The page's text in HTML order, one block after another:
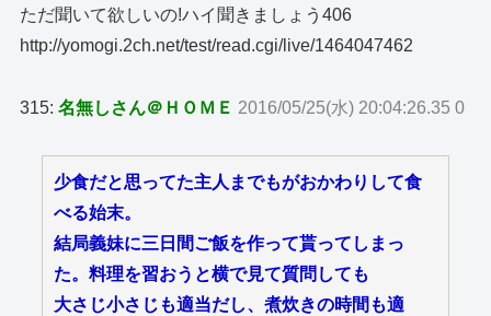
ただ聞いて欲しいの!ハイ聞きましょう406
http://yomogi.2ch.net/test/read.cgi/live/1464047462
315:名無しさん＠ＨＯＭＥ 2016/05/25(水) 20:04:26.35 0
少食だと思ってた主人までもがおかわりして食
べる始末。
結局義妹に三日間ご飯を作って貰ってしまっ
た。料理を習おうと横で見て質問しても
大さじ小さじも適当だし、煮炊きの時間も適